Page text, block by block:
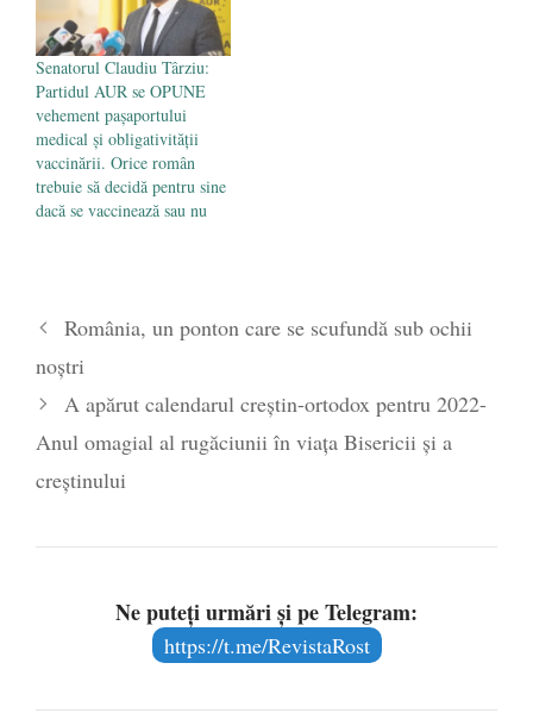
Senatorul Claudiu Târziu:
Partidul AUR se OPUNE
vehement pașaportului
medical și obligativității
vaccinării. Orice român
trebuie să decidă pentru sine
dacă se vaccinează sau nu
România, un ponton care se scufundă sub ochii
noștri
A apărut calendarul creştin-ortodox pentru 2022-
Anul omagial al rugăciunii în viața Bisericii și a
creștinului
Ne puteți urmări și pe Telegram:
https://t.me/RevistaRost